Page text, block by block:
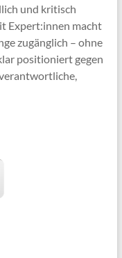
und kritisch
Expert:innen macht
zugänglich – ohne
positioniert gegen